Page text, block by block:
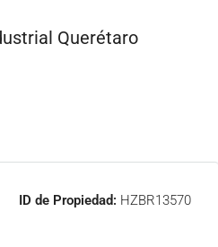
Querétaro
ID de Propiedad: HZBR13570